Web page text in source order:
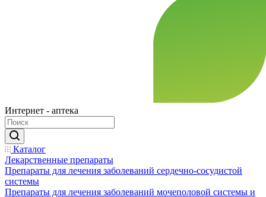
Интернет - аптека
Каталог
Лекарственные препараты
Препараты для лечения заболеваний сердечно-сосудистой
системы
Препараты для лечения заболеваний мочеполовой системы и